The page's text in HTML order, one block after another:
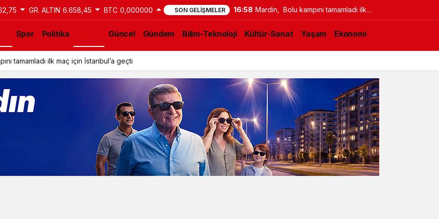
GR. ALTIN 6.658,45 BTC 0,000000 SON GELIŞMELER 16:58 Mardin, Bolu kampını tamamladı ilk
maç için İstanbul’a geçti
Spor Politika Güncel Gündem Bilim-Teknoloji Kültür-Sanat Yaşam Ekonomi
tamamladı ilk maç için İstanbul’a geçti